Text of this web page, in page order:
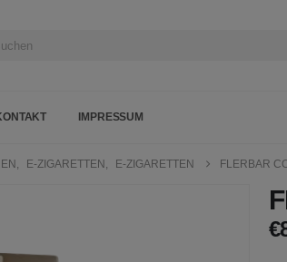
IMPRESSUM
, E-ZIGARETTEN , E-ZIGARETTEN FLERBAR
€